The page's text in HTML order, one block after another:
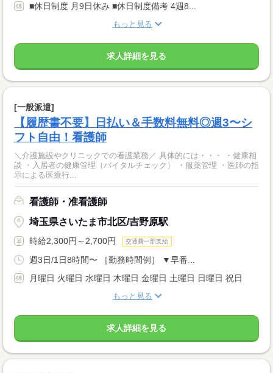
■休日制度 月9日休み ■休日制度備考 4週8...
もっと見る
求人詳細を見る
[一般派遣]
【履歴書不要】日払い＆手数料無料◎週3〜シ
フト自由！看護師
＼介護施設やクリニックでの看護業務／ 具体的には・・・ ・健康相
談 ・入居者の健康管理（バイタルチェック） ・服薬管理 ・医師の指
示による医療行...
看護師・准看護師
埼玉県さいたま市北区/吉野原駅
時給2,300円～2,700円 交通費一部支給
週3日/1日8時間〜 ［勤務時間例］ ▼早番...
月曜日 火曜日 水曜日 木曜日 金曜日 土曜日 日曜日 祝日
もっと見る
求人詳細を見る